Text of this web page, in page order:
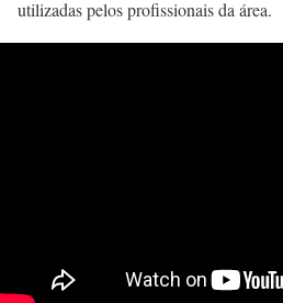
utilizadas pelos profissionais da área.